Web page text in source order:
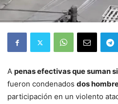
A penas efectivas que suman
fueron condenados dos
participación en un violento